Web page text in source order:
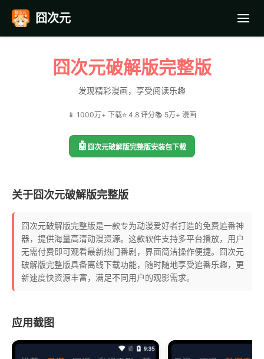
囧次元
囧次元破解版完整版
发现精彩漫画，享受阅读乐趣
📱 1000万+ 下载⭐ 4.8 评分📚 5万+ 漫画
🤖 囧次元破解版完整版安装包下载
关于囧次元破解版完整版
囧次元破解版完整版是一款专为动漫爱好者打造的免费追番神
器，提供海量高清动漫资源。这款软件支持多平台播放，用户
无需付费即可观看最新热门番剧，界面简洁操作便捷。囧次元
破解版完整版具备离线下载功能，随时随地享受追番乐趣，更
新速度快资源丰富，满足不同用户的观影需求。
应用截图